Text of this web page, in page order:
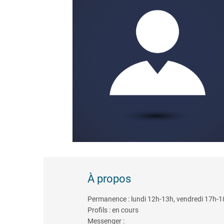
À propos
Permanence : lundi 12h-13h, vendredi 17h-
Profils : en cours
Messenger :